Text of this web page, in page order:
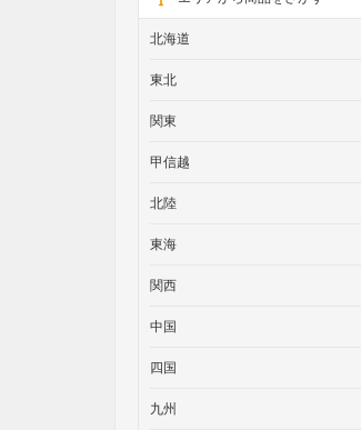
北海道
東北
関東
甲信越
北陸
東海
関西
中国
四国
九州